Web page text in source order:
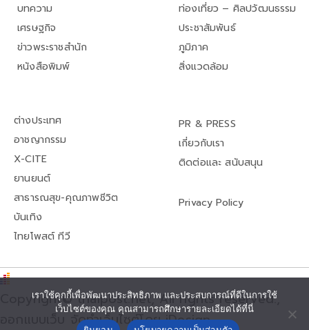
บทความ
เศรษฐกิจ
ข่าวพระราชสำนัก
หนังสือพิมพ์
ท่องเที่ยว – ศิลปวัฒนธรรม
ประชาสัมพันธ์
ภูมิภาค
สิ่งแวดล้อม
ต่างประเทศ
อาชญากรรม
X-CITE
ยานยนต์
สาธารณสุข-คุณภาพชีวิต
บันเทิง
ไทยโพสต์ ทีวี
PR & PRESS
เกี่ยวกับเรา
ติดต่อและ สนับสนุน
Privacy Policy
Copyright© thaipost.net, All rights reserved.,
ออกแบบเว็บ จัดทำเว็บไซต์โดย iDesign
เราใช้คุกกี้เพื่อพัฒนาประสิทธิภาพ และประสบการณ์ที่ดีในการใช้
เว็บไซต์ของคุณ คุณสามารถศึกษารายละเอียดได้ที่นี่